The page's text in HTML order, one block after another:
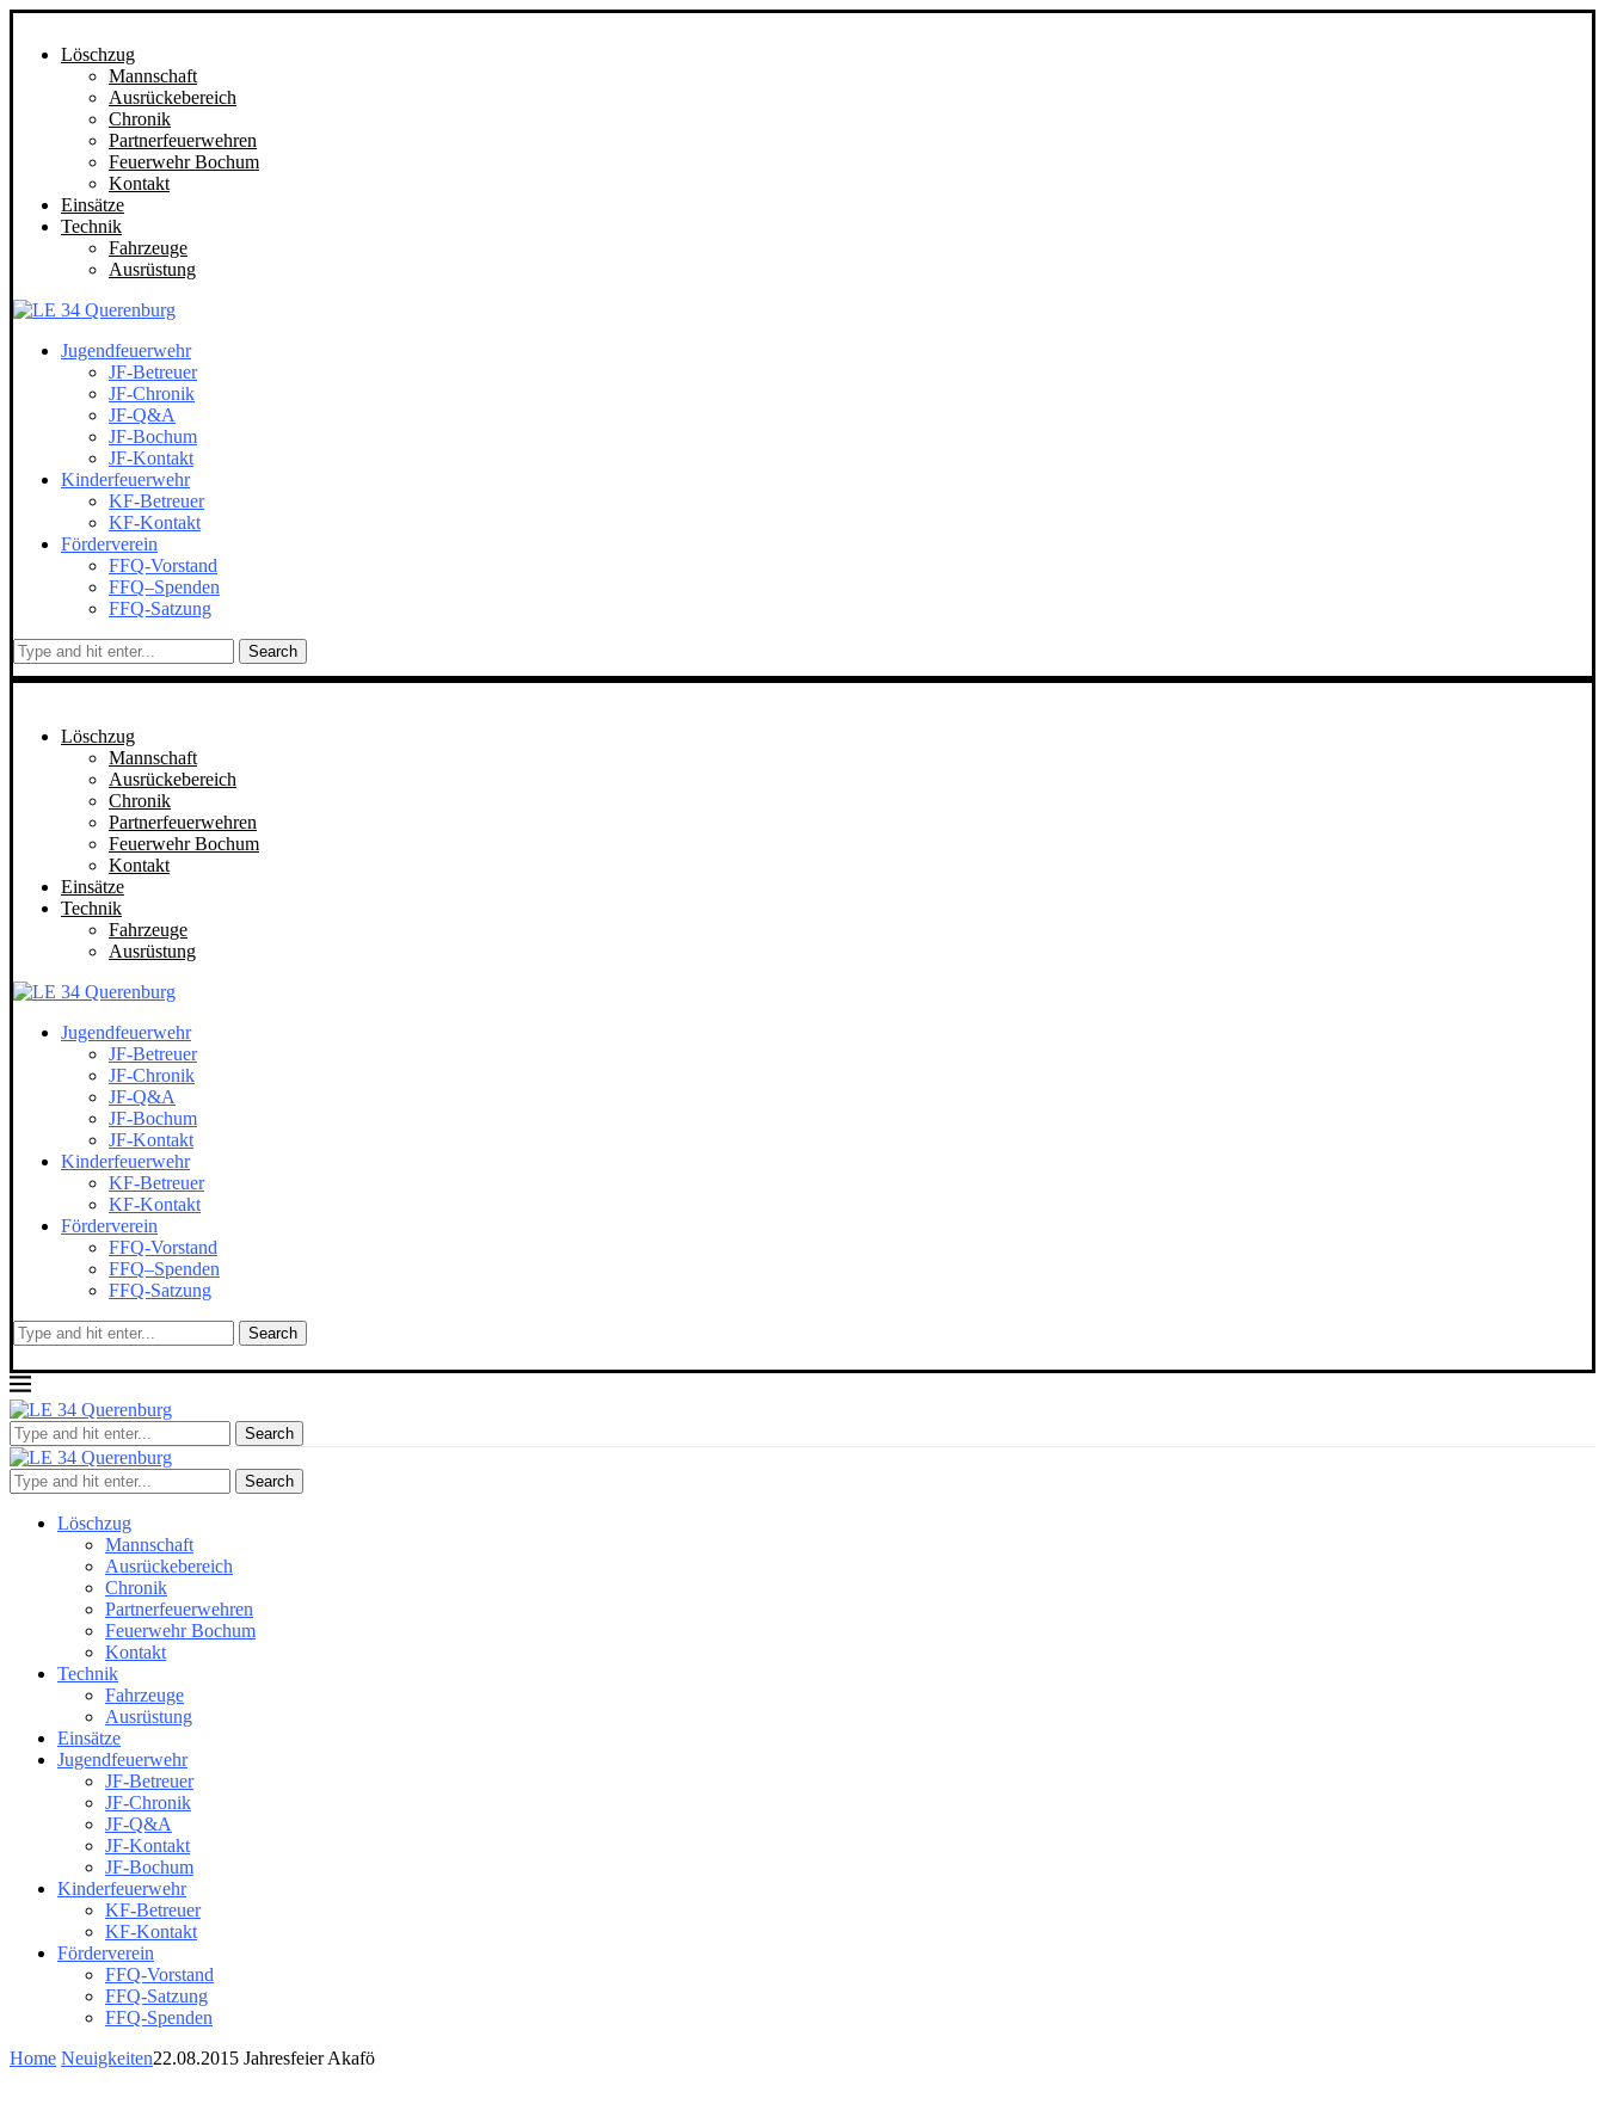
Löschzug
Mannschaft
Ausrückebereich
Chronik
Partnerfeuerwehren
Feuerwehr Bochum
Kontakt
Einsätze
Technik
Fahrzeuge
Ausrüstung
Jugendfeuerwehr
JF-Betreuer
JF-Chronik
JF-Q&A
JF-Bochum
JF-Kontakt
Kinderfeuerwehr
KF-Betreuer
KF-Kontakt
Förderverein
FFQ-Vorstand
FFQ–Spenden
FFQ-Satzung
Search
Löschzug
Mannschaft
Ausrückebereich
Chronik
Partnerfeuerwehren
Feuerwehr Bochum
Kontakt
Einsätze
Technik
Fahrzeuge
Ausrüstung
Jugendfeuerwehr
JF-Betreuer
JF-Chronik
JF-Q&A
JF-Bochum
JF-Kontakt
Kinderfeuerwehr
KF-Betreuer
KF-Kontakt
Förderverein
FFQ-Vorstand
FFQ–Spenden
FFQ-Satzung
Search
Search
Search
Löschzug
Mannschaft
Ausrückebereich
Chronik
Partnerfeuerwehren
Feuerwehr Bochum
Kontakt
Technik
Fahrzeuge
Ausrüstung
Einsätze
Jugendfeuerwehr
JF-Betreuer
JF-Chronik
JF-Q&A
JF-Kontakt
JF-Bochum
Kinderfeuerwehr
KF-Betreuer
KF-Kontakt
Förderverein
FFQ-Vorstand
FFQ-Satzung
FFQ-Spenden
Home Neuigkeiten22.08.2015 Jahresfeier Akafö